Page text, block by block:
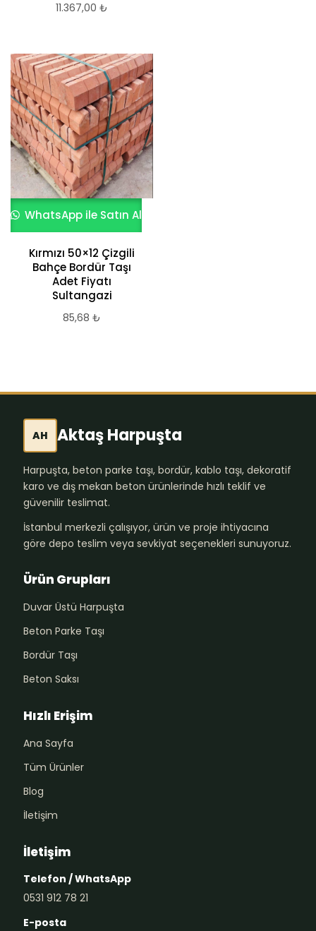
11.367,00 ₺
WhatsApp ile Satın Al
Kırmızı 50×12 Çizgili
Bahçe Bordür Taşı
Adet Fiyatı
Sultangazi
85,68 ₺
AH Aktaş Harpuşta
Harpuşta, beton parke taşı, bordür, kablo taşı, dekoratif
karo ve dış mekan beton ürünlerinde hızlı teklif ve
güvenilir teslimat.
İstanbul merkezli çalışıyor, ürün ve proje ihtiyacına
göre depo teslim veya sevkiyat seçenekleri sunuyoruz.
Ürün Grupları
Duvar Üstü Harpuşta
Beton Parke Taşı
Bordür Taşı
Beton Saksı
Hızlı Erişim
Ana Sayfa
Tüm Ürünler
Blog
İletişim
İletişim
Telefon / WhatsApp
0531 912 78 21
E-posta